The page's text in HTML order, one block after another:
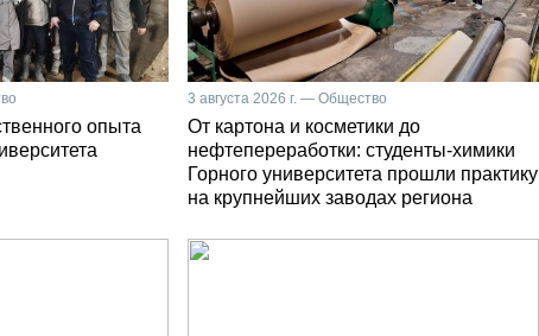
опыта
3 августа 2026 г. — Общество
От картона и косметики до
нефтепереработки: студенты-химики
Горного университета прошли практику
на крупнейших заводах региона